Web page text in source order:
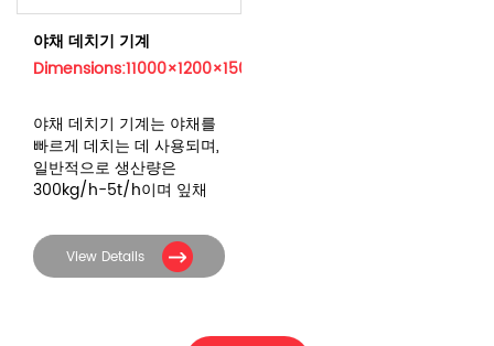
야채 데치기 기계
Dimensions:11000×1200×1500mm
야채 데치기 기계는 야채를
빠르게 데치는 데 사용되며,
일반적으로 생산량은
300kg/h-5t/h이며 잎채
합니다.
View Details